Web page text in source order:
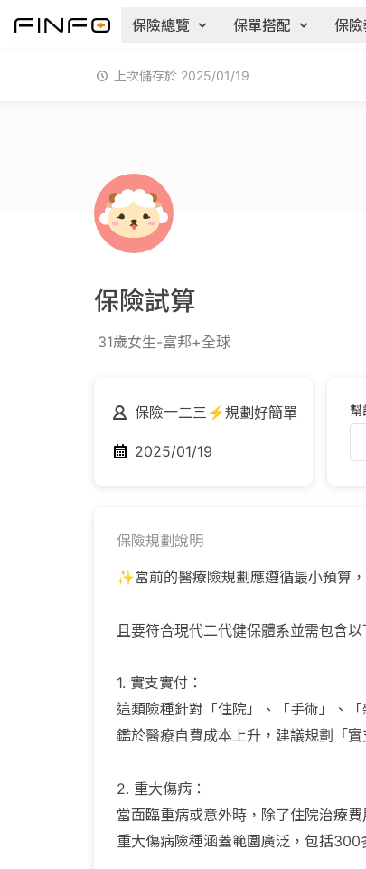
保險總覽 保單搭配 保
上次儲存於 2025/01/19
保險試算
31歲女生-富邦+全球
保險一二三⚡規劃好簡單
2025/01/19
幫
保險規劃說明
✨當前的醫療險規劃應遵循最小預算
且要符合現代二代健保體系並需包含以
1. 實支實付：
這類險種針對「住院」、「手術」、
鑑於醫療自費成本上升，建議規劃「
2. 重大傷病：
當面臨重病或意外時，除了住院治療
重大傷病險種涵蓋範圍廣泛，包括